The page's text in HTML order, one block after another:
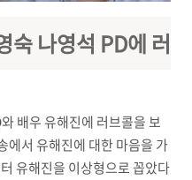
숙 나영석 PD에 러
배우 유해진에 러브콜을 보
에서 유해진에 대한 마음을 가
유해진을 이상형으로 꼽았다